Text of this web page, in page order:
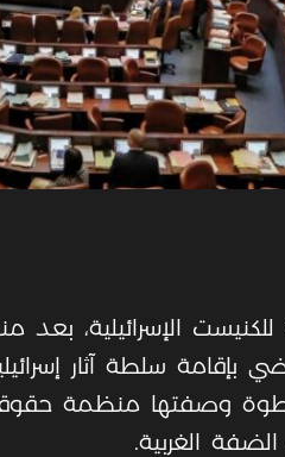
الإسرائيلية، بعد
سلطة آثار
وصفتها منظمة
الغربية.